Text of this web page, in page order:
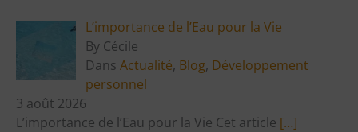
L’importance de l’Eau pour la Vie
By Cécile
Dans Actualité, Blog, Développement
personnel
3 août 2026
L’importance de l’Eau pour la Vie Cet article […]